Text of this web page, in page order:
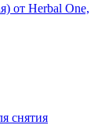
от Herbal One,